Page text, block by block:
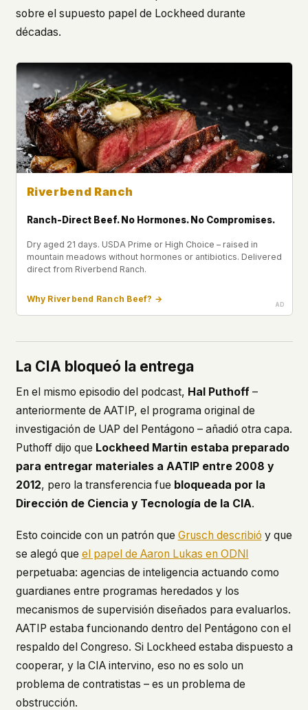
sobre el supuesto papel de Lockheed durante
décadas.
Riverbend Ranch
Ranch-Direct Beef. No Hormones. No Compromises.
Dry aged 21 days. USDA Prime or High Choice – raised in
mountain meadows without hormones or antibiotics. Delivered
direct from Riverbend Ranch.
Why Riverbend Ranch Beef? →
La CIA bloqueó la entrega
En el mismo episodio del podcast, Hal Puthoff–
anteriormente de AATIP, el programa original de
investigación de UAP del Pentágono – añadió otra capa.
Puthoff dijo que Lockheed Martin estaba preparado
para entregar materiales a AATIP entre 2008 y
2012, pero la transferencia fue bloqueada por la
Dirección de Ciencia y Tecnología de la CIA.
Esto coincide con un patrón que Grusch describió y que
se alegó que el papel de Aaron Lukas en ODNI
perpetuaba: agencias de inteligencia actuando como
guardianes entre programas heredados y los
mecanismos de supervisión diseñados para evaluarlos.
AATIP estaba funcionando dentro del Pentágono con el
respaldo del Congreso. Si Lockheed estaba dispuesto a
cooperar, y la CIA intervino, eso no es solo un
problema de contratistas – es un problema de
obstrucción.